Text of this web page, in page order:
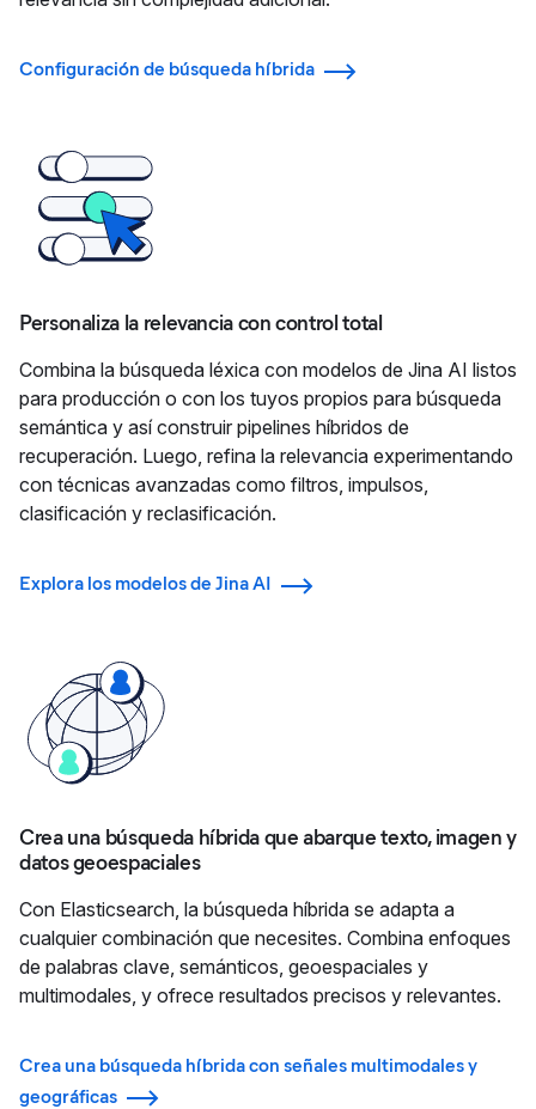
Configuración de búsqueda híbrida
Personaliza la relevancia con control total
Combina la búsqueda léxica con modelos de Jina AI listos
para producción o con los tuyos propios para búsqueda
semántica y así construir pipelines híbridos de
recuperación. Luego, refina la relevancia experimentando
con técnicas avanzadas como filtros, impulsos,
clasificación y reclasificación.
Explora los modelos de Jina AI
Crea una búsqueda híbrida que abarque texto, imagen y
datos geoespaciales
Con Elasticsearch, la búsqueda híbrida se adapta a
cualquier combinación que necesites. Combina enfoques
de palabras clave, semánticos, geoespaciales y
multimodales, y ofrece resultados precisos y relevantes.
Crea una búsqueda híbrida con señales multimodales y
geográficas